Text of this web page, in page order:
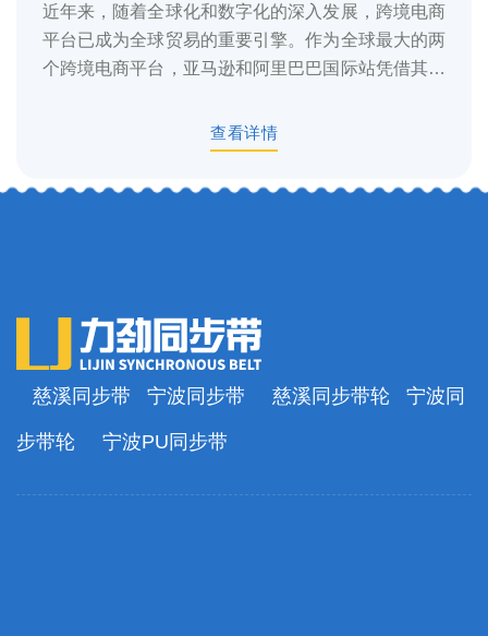
近年来，随着全球化和数字化的深入发展，跨境电商
平台已成为全球贸易的重要引擎。作为全球最大的两
个跨境电商平台，亚马逊和阿里巴巴国际站凭借其庞
查看详情
慈溪同步带 宁波同步带 慈溪同步带轮 宁波同
步带轮 宁波PU同步带